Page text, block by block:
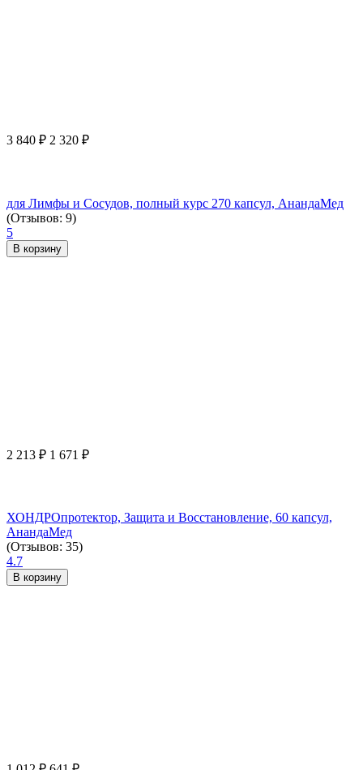
3 840 ₽ 2 320 ₽
для Лимфы и Сосудов, полный курс 270 капсул, АнандаМед
(Отзывов: 9)
5
В корзину
2 213 ₽ 1 671 ₽
ХОНДРОпротектор, Защита и Восстановление, 60 капсул,
АнандаМед
(Отзывов: 35)
4.7
В корзину